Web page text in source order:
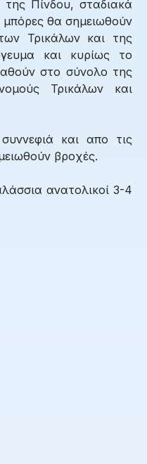
Πίνδου, σταδιακά
μπόρες θα σημειωθούν
Τρικάλων και της
και κυρίως το
στο σύνολο της
Τρικάλων και
και απο τις
βροχές.
ανατολικοί 3-4